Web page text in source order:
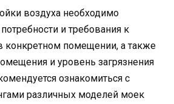
воздуха необходимо
и требования к
конкретном помещении, а также
и уровень загрязнения
ознакомиться с
различных моделей моек